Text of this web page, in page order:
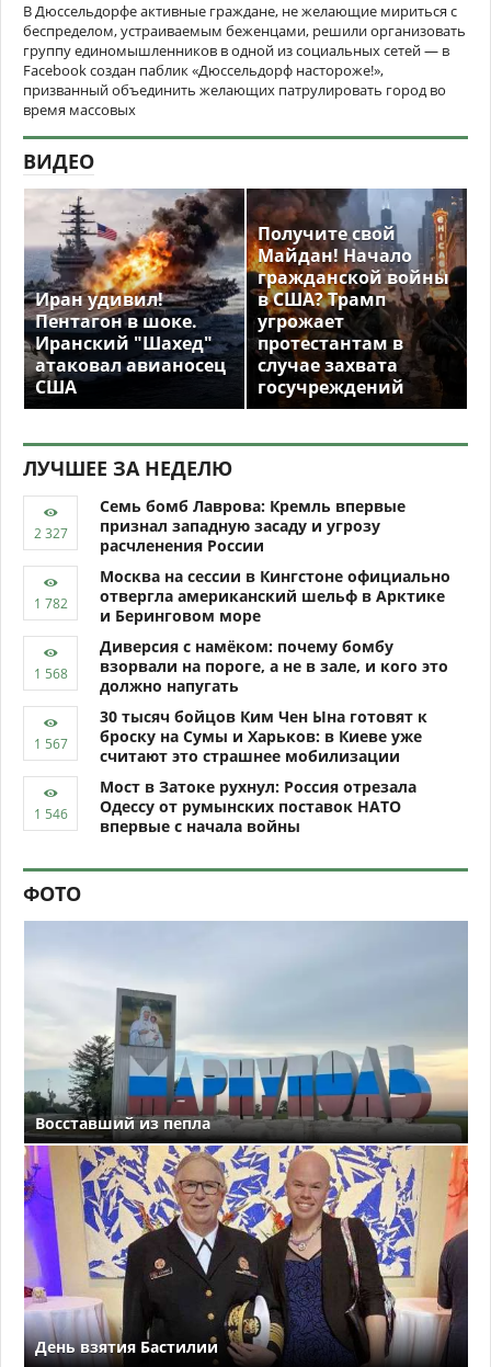
В Дюссельдорфе активные граждане, не желающие мириться с
беспределом, устраиваемым беженцами, решили организовать
группу единомышленников в одной из социальных сетей — в
Facebook создан паблик «Дюссельдорф настороже!»,
призванный объединить желающих патрулировать город во
время массовых
ВИДЕО
Иран удивил!
Пентагон в шоке.
Иранский "Шахед"
атаковал авианосец
США
Получите свой
Майдан! Начало
гражданской войны
в США? Трамп
угрожает
протестантам в
случае захвата
госучреждений
ЛУЧШЕЕ ЗА НЕДЕЛЮ
Семь бомб Лаврова: Кремль впервые
признал западную засаду и угрозу
расчленения России
Москва на сессии в Кингстоне официально
отвергла американский шельф в Арктике
и Беринговом море
Диверсия с намёком: почему бомбу
взорвали на пороге, а не в зале, и кого это
должно напугать
30 тысяч бойцов Ким Чен Ына готовят к
броску на Сумы и Харьков: в Киеве уже
считают это страшнее мобилизации
Мост в Затоке рухнул: Россия отрезала
Одессу от румынских поставок НАТО
впервые с начала войны
ФОТО
Восставший из пепла
День взятия Бастилии